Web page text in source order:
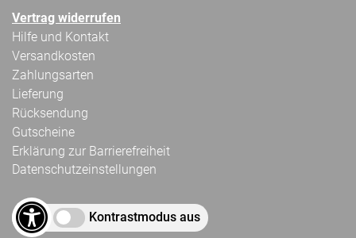
Vertrag widerrufen
Hilfe und Kontakt
Versandkosten
Zahlungsarten
Lieferung
Rücksendung
Gutscheine
Erklärung zur Barrierefreiheit
Datenschutzeinstellungen
Kontrastmodus aus